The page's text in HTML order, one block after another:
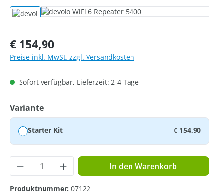
Bildergalerie überspringen
Regulärer Preis:
€ 154,90
Preise inkl. MwSt. zzgl. Versandkosten
Sofort verfügbar, Lieferzeit: 2-4 Tage
Varianteauswählen
Starter Kit € 154,90
Produkt Anzahl: Gib den gewünschten
In den Warenkorb
Produktnummer: 07122